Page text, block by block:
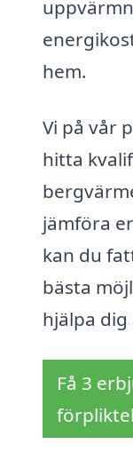
hem.
Vi på vår
hitta
jämföra
kan du
bästa
hjälpa
Få 3